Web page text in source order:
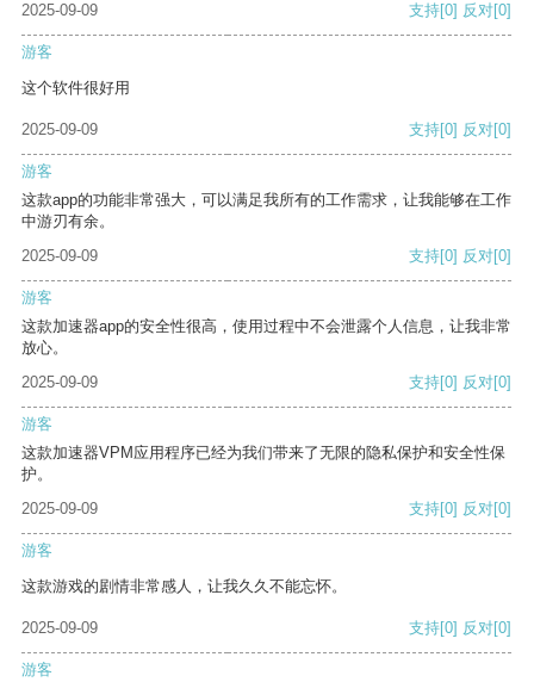
2025-09-09 支持[0] 反对[0]
游客
这个软件很好用
2025-09-09 支持[0] 反对[0]
游客
这款app的功能非常强大，可以满足我所有的工作需求，让我能够在工作
中游刃有余。
2025-09-09
支持[0] 反对[0]
游客
这款加速器app的安全性很高，使用过程中不会泄露个人信息，让我非常
放心。
2025-09-09
支持[0] 反对[0]
游客
这款加速器VPM应用程序已经为我们带来了无限的隐私保护和安全性保
护。
2025-09-09
支持[0] 反对[0]
游客
这款游戏的剧情非常感人，让我久久不能忘怀。
2025-09-09 支持[0] 反对[0]
游客